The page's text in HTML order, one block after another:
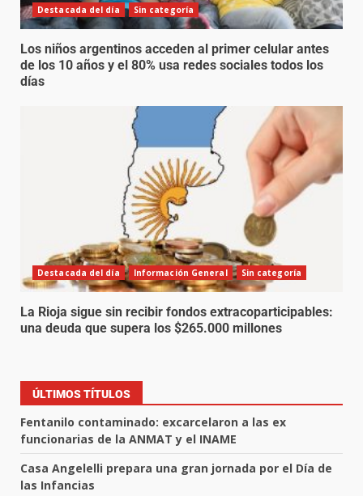
Destacada del día Sin categoría
Los niños argentinos acceden al primer celular antes
de los 10 años y el 80% usa redes sociales todos los
días
Destacada del día Información General Sin categoría
La Rioja sigue sin recibir fondos extracoparticipables:
una deuda que supera los $265.000 millones
ÚLTIMOS TÍTULOS
Fentanilo contaminado: excarcelaron a las ex
funcionarias de la ANMAT y el INAME
Casa Angelelli prepara una gran jornada por el Día de
las Infancias